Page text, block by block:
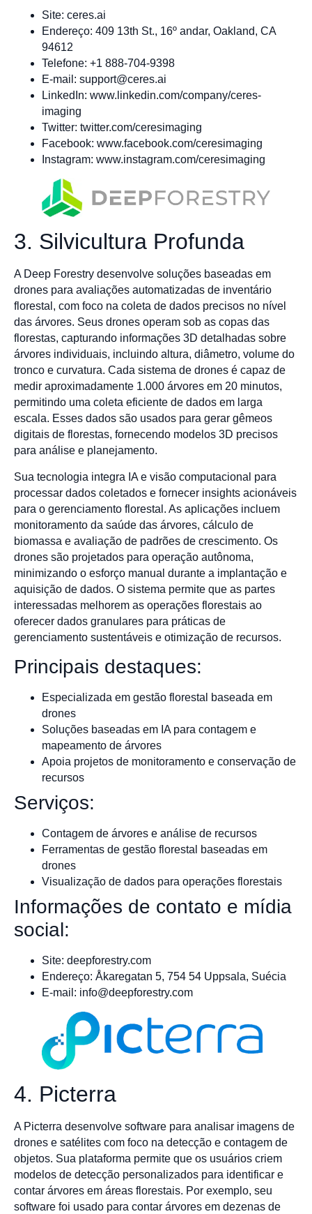
Site: ceres.ai
Endereço: 409 13th St., 16º andar, Oakland, CA
94612
Telefone: +1 888-704-9398
E-mail: support@ceres.ai
LinkedIn: www.linkedin.com/company/ceres-
imaging
Twitter: twitter.com/ceresimaging
Facebook: www.facebook.com/ceresimaging
Instagram: www.instagram.com/ceresimaging
3. Silvicultura Profunda
A Deep Forestry desenvolve soluções baseadas em
drones para avaliações automatizadas de inventário
florestal, com foco na coleta de dados precisos no nível
das árvores. Seus drones operam sob as copas das
florestas, capturando informações 3D detalhadas sobre
árvores individuais, incluindo altura, diâmetro, volume do
tronco e curvatura. Cada sistema de drones é capaz de
medir aproximadamente 1.000 árvores em 20 minutos,
permitindo uma coleta eficiente de dados em larga
escala. Esses dados são usados para gerar gêmeos
digitais de florestas, fornecendo modelos 3D precisos
para análise e planejamento.
Sua tecnologia integra IA e visão computacional para
processar dados coletados e fornecer insights acionáveis
para o gerenciamento florestal. As aplicações incluem
monitoramento da saúde das árvores, cálculo de
biomassa e avaliação de padrões de crescimento. Os
drones são projetados para operação autônoma,
minimizando o esforço manual durante a implantação e
aquisição de dados. O sistema permite que as partes
interessadas melhorem as operações florestais ao
oferecer dados granulares para práticas de
gerenciamento sustentáveis e otimização de recursos.
Principais destaques:
Especializada em gestão florestal baseada em
drones
Soluções baseadas em IA para contagem e
mapeamento de árvores
Apoia projetos de monitoramento e conservação de
recursos
Serviços:
Contagem de árvores e análise de recursos
Ferramentas de gestão florestal baseadas em
drones
Visualização de dados para operações florestais
Informações de contato e mídia
social:
Site: deepforestry.com
Endereço: Åkaregatan 5, 754 54 Uppsala, Suécia
E-mail: info@deepforestry.com
4. Picterra
A Picterra desenvolve software para analisar imagens de
drones e satélites com foco na detecção e contagem de
objetos. Sua plataforma permite que os usuários criem
modelos de detecção personalizados para identificar e
contar árvores em áreas florestais. Por exemplo, seu
software foi usado para contar árvores em dezenas de